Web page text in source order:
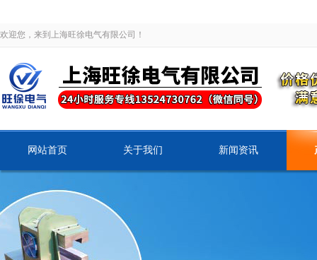
欢迎您，来到上海旺徐电气有限公司！
网站首页 关于我们 新闻资讯